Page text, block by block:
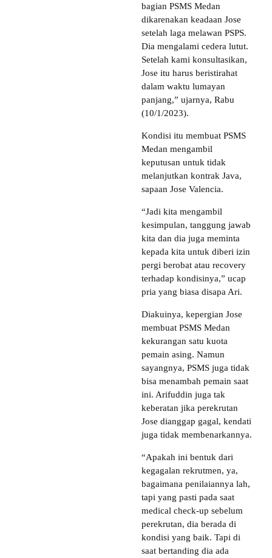
bagian PSMS Medan
dikarenakan keadaan Jose
setelah laga melawan PSPS.
Dia mengalami cedera lutut.
Setelah kami konsultasikan,
Jose itu harus beristirahat
dalam waktu lumayan
panjang,” ujarnya, Rabu
(10/1/2023).
Kondisi itu membuat PSMS
Medan mengambil
keputusan untuk tidak
melanjutkan kontrak Java,
sapaan Jose Valencia.
“Jadi kita mengambil
kesimpulan, tanggung jawab
kita dan dia juga meminta
kepada kita untuk diberi izin
pergi berobat atau recovery
terhadap kondisinya,” ucap
pria yang biasa disapa Ari.
Diakuinya, kepergian Jose
membuat PSMS Medan
kekurangan satu kuota
pemain asing. Namun
sayangnya, PSMS juga tidak
bisa menambah pemain saat
ini. Arifuddin juga tak
keberatan jika perekrutan
Jose dianggap gagal, kendati
juga tidak membenarkannya.
“Apakah ini bentuk dari
kegagalan rekrutmen, ya,
bagaimana penilaiannya lah,
tapi yang pasti pada saat
medical check-up sebelum
perekrutan, dia berada di
kondisi yang baik. Tapi di
saat bertanding dia ada